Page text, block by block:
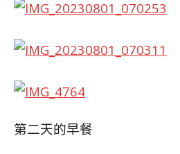
第二天的早餐